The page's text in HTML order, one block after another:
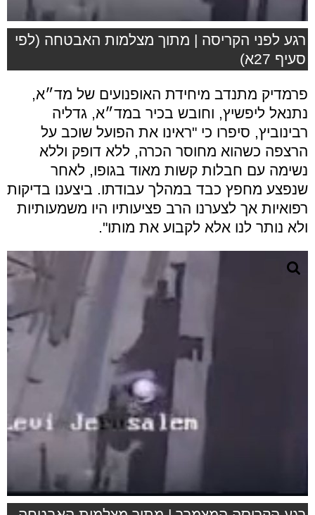
רגע לפני הקריסה | מתוך מצלמות האבטחה (לפי
סעיף 27א)
פרמדיק מתנדב מיחידת האופנועים של מד״א,
נתנאל ליפשיץ, וחובש בכיר במד״א, גדליה
רבינוביץ, סיפרו כי "ראינו את הפועל שוכב על
הרצפה כשהוא מחוסר הכרה, ללא דופק וללא
נשימה עם חבלות קשות מאוד בגופו, לאחר
שנפצע מחפץ כבד במהלך עבודתו. ביצענו בדיקות
רפואיות אך לצערנו הרב פציעותיו היו משמעותיות
ולא נותר לנו אלא לקבוע את מותו".